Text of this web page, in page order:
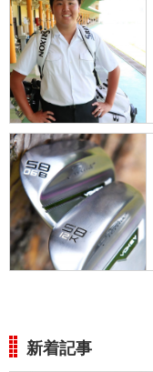
新着記事